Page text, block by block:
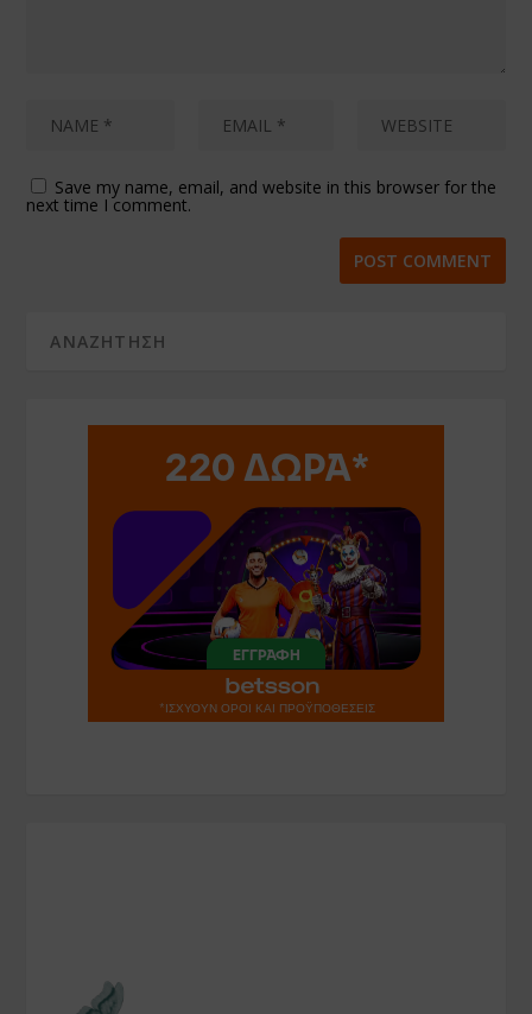
Save my name, email, and website in this browser for the
next time I comment.